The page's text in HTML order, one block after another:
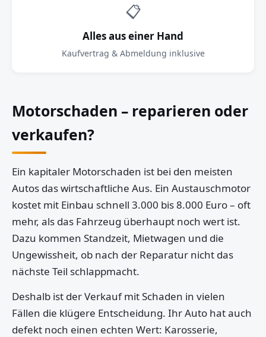
📋
Alles aus einer Hand
Kaufvertrag & Abmeldung inklusive
Motorschaden – reparieren oder
verkaufen?
Ein kapitaler Motorschaden ist bei den meisten
Autos das wirtschaftliche Aus. Ein Austauschmotor
kostet mit Einbau schnell 3.000 bis 8.000 Euro – oft
mehr, als das Fahrzeug überhaupt noch wert ist.
Dazu kommen Standzeit, Mietwagen und die
Ungewissheit, ob nach der Reparatur nicht das
nächste Teil schlappmacht.
Deshalb ist der Verkauf mit Schaden in vielen
Fällen die klügere Entscheidung. Ihr Auto hat auch
defekt noch einen echten Wert: Karosserie,